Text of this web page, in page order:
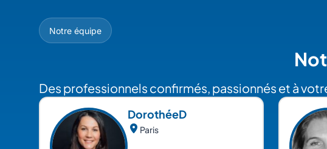
Notre équipe
Des professionnels confirmés, passionnés et à
DorothéeD
Paris